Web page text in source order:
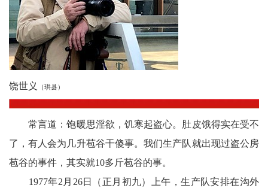
慧
教
育
工
委
饶世义 （珙县）
常言道：饱暖思淫欲，饥寒起盗心。肚皮饿得实在受不
了，有人会为几升苞谷干傻事。我们生产队就出现过盗公房
苞谷的事件，其实就10多斤苞谷的事。
1977年2月26日（正月初九）上午，生产队安排在沟外